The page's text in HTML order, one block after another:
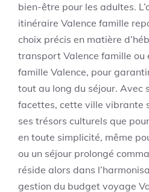
bien-être pour les adultes.
itinéraire Valence famille
choix précis en matière
transport Valence famille ou
famille Valence, pour
tout au long du séjour. Avec
facettes, cette ville vibrante
ses trésors culturels que
en toute simplicité, même
ou un séjour prolongé
réside alors dans
gestion du budget voyage